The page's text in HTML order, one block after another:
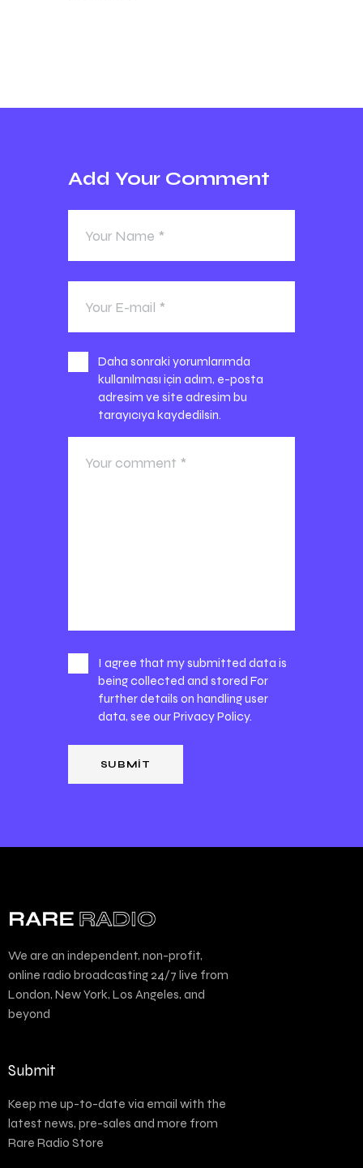
Add Your Comment
Daha sonraki yorumlarımda
kullanılması için adım, e-posta
adresim ve site adresim bu
tarayıcıya kaydedilsin.
I agree that my submitted data is
being collected and stored For
further details on handling user
data, see ourPrivacy Policy.
We are an independent, non-profit,
online radio broadcasting 24/7 live from
London, New York, Los Angeles, and
beyond
Submit
Keep me up-to-date via email with the
latest news, pre-sales and more from
Rare Radio Store